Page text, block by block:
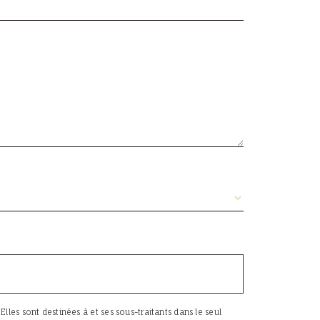
sont destinées à et ses sous-traitants dans le seul